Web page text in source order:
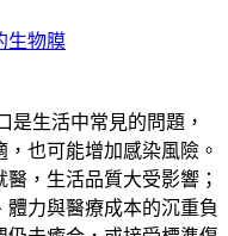
生物膜
是生活中常見的問題，
也可能增加感染風險。
，生活品質大受影響；
力與醫療成本的沉重負